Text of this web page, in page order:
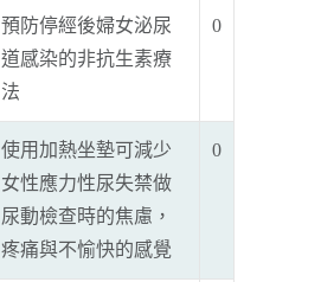
預防停經後婦女泌尿
道感染的非抗生素療
法
0
使用加熱坐墊可減少
女性應力性尿失禁做
尿動檢查時的焦慮，
疼痛與不愉快的感覺
0